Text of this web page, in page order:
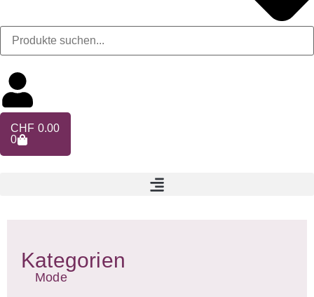
CHF 0.00
0
Kategorien
Mode